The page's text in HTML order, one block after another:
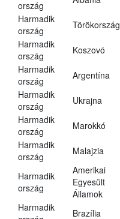
ország
Harmadik
ország
Törökország
Harmadik
ország
Koszovó
Harmadik
ország
Argentína
Harmadik
ország
Ukrajna
Harmadik
ország
Marokkó
Harmadik
ország
Malajzia
Harmadik
ország
Amerikai
Egyesült
Államok
Harmadik
Brazília